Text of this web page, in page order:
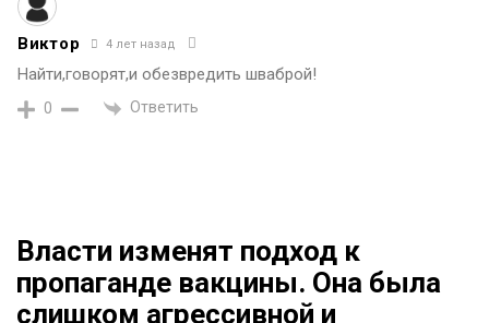
Виктор 4 лет назад
Найти,говорят,и обезвредить шваброй!
0 Ответить
Власти изменят подход к
пропаганде вакцины. Она была
слишком агрессивной и